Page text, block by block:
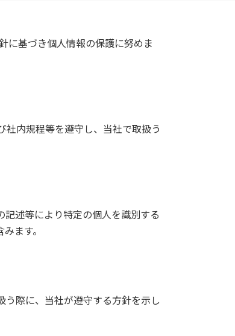
に基づき個人情報の保護に努めま
内規程等を遵守し、当社で取扱う
述等により特定の個人を識別する
ます。
際に、当社が遵守する方針を示し